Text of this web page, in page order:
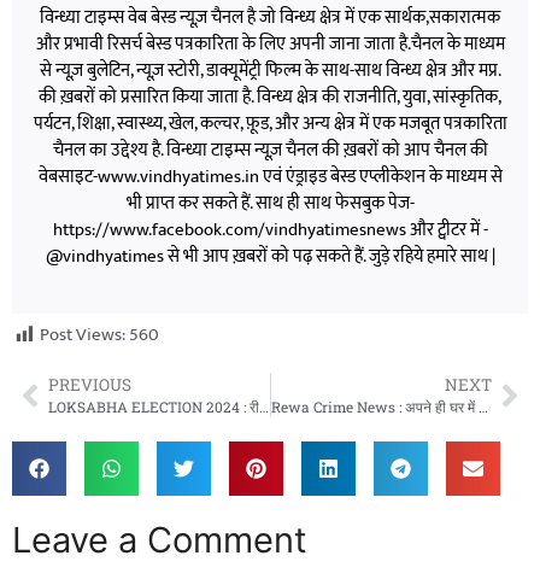
विन्ध्या टाइम्स वेब बेस्ड न्यूज़ चैनल है जो विन्ध्य क्षेत्र में एक सार्थक,सकारात्मक
और प्रभावी रिसर्च बेस्ड पत्रकारिता के लिए अपनी जाना जाता है.चैनल के माध्यम
से न्यूज़ बुलेटिन, न्यूज़ स्टोरी, डाक्यूमेंट्री फिल्म के साथ-साथ विन्ध्य क्षेत्र और मप्र.
की ख़बरों को प्रसारित किया जाता है. विन्ध्य क्षेत्र की राजनीति, युवा, सांस्कृतिक,
पर्यटन, शिक्षा, स्वास्थ्य, खेल, कल्चर, फ़ूड, और अन्य क्षेत्र में एक मजबूत पत्रकारिता
चैनल का उद्देश्य है. विन्ध्या टाइम्स न्यूज़ चैनल की ख़बरों को आप चैनल की
वेबसाइट-www.vindhyatimes.in एवं एंड्राइड बेस्ड एप्लीकेशन के माध्यम से
भी प्राप्त कर सकते हैं. साथ ही साथ फेसबुक पेज-
https://www.facebook.com/vindhyatimesnews और ट्वीटर में -
@vindhyatimes से भी आप ख़बरों को पढ़ सकते हैं. जुड़े रहिये हमारे साथ |
Post Views:560
PREVIOUS
LOKSABHA ELECTION 2024 : रीवा में कांग्रेस को बड़ा झटका !
NEXT
Rewa Crime News : अपने ही घर में नाबालिक ने की चोरी फिर ऐसे हुआ पर्दाफाश
Leave a Comment